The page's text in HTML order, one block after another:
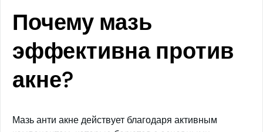
Почему мазь
эффективна против
акне?
Мазь анти акне действует благодаря активным